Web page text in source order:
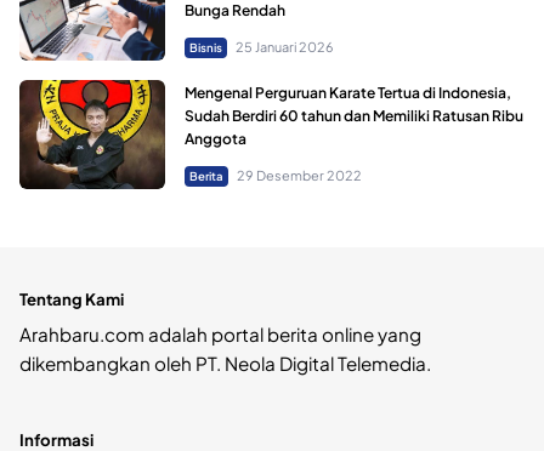
Bunga Rendah
Bisnis 25 Januari 2026
Mengenal Perguruan Karate Tertua di Indonesia,
Sudah Berdiri 60 tahun dan Memiliki Ratusan Ribu
Anggota
Berita 29 Desember 2022
Tentang Kami
Arahbaru.com adalah portal berita online yang
dikembangkan oleh PT. Neola Digital Telemedia.
Informasi